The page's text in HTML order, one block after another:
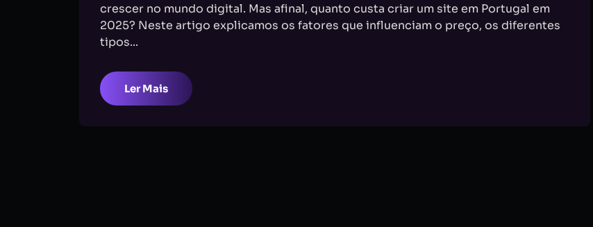
crescer no mundo digital. Mas afinal, quanto custa criar um site em Portugal em
2025? Neste artigo explicamos os fatores que influenciam o preço, os diferentes
tipos...
Ler Mais